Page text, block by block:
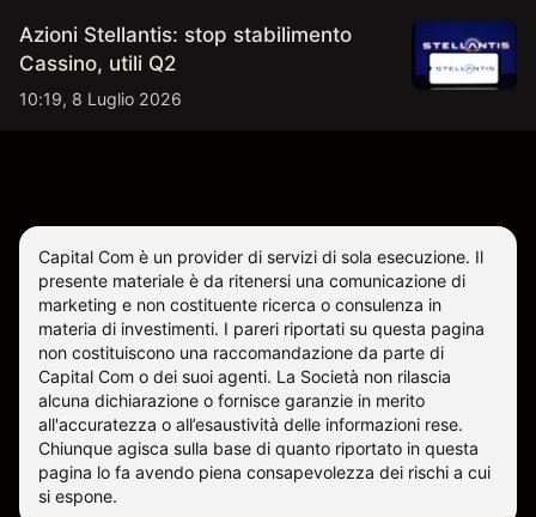
Azioni Stellantis: stop stabilimento
Cassino, utili Q2
10:19, 8 Luglio 2026
Capital Com è un provider di servizi di sola esecuzione. Il
presente materiale è da ritenersi una comunicazione di
marketing e non costituente ricerca o consulenza in
materia di investimenti. I pareri riportati su questa pagina
non costituiscono una raccomandazione da parte di
Capital Com o dei suoi agenti. La Società non rilascia
alcuna dichiarazione o fornisce garanzie in merito
all'accuratezza o all’esaustività delle informazioni rese.
Chiunque agisca sulla base di quanto riportato in questa
pagina lo fa avendo piena consapevolezza dei rischi a cui
si espone.